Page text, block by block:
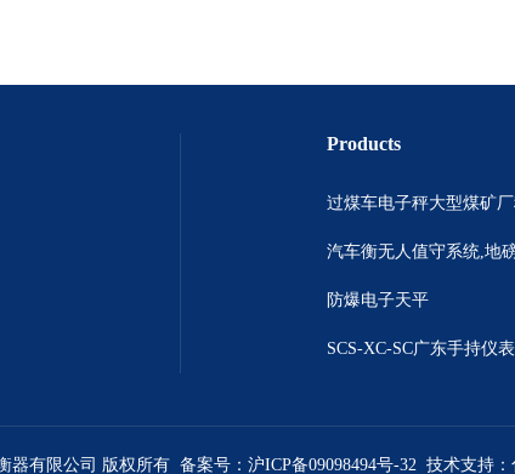
Products
防爆电子天平
器有限公司 版权所有 备案号： 沪ICP备09098494号-32技术支持：